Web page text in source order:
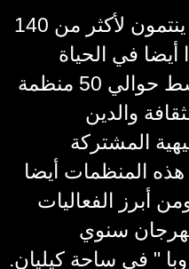
يعيش في هايلبرون ناس ينتمون لأكثر من 140
في الحياة
الاجتماعية والثقافية . تنشط حوالي 50 منظمة
والدين
المشتركة
هذه المنظمات أيضا
أبرز الفعاليات
سنوي
" في ساحة كيليان.